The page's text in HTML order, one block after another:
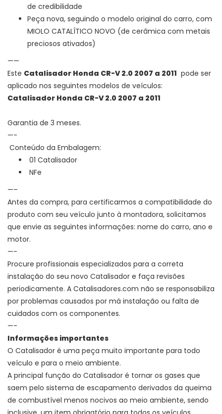
de credibilidade
Peça nova, seguindo o modelo original do carro, com
MIOLO CATALÍTICO NOVO (de cerâmica com metais
preciosos ativados)
——
Este Catalisador Honda CR-V 2.0 2007 a 2011 pode ser
aplicado nos seguintes modelos de veículos:
Catalisador Honda CR-V 2.0 2007 a 2011
Garantia de 3 meses.
—-
Conteúdo da Embalagem:
01 Catalisador
NFe
—–
Antes da compra, para certificarmos a compatibilidade do
produto com seu veículo junto à montadora, solicitamos
que envie as seguintes informações: nome do carro, ano e
motor.
—-
Procure profissionais especializados para a correta
instalação do seu novo Catalisador e faça revisões
periodicamente. A Catalisadores.com não se responsabiliza
por problemas causados por má instalação ou falta de
cuidados com os componentes.
—-
Informações importantes
O Catalisador é uma peça muito importante para todo
veículo e para o meio ambiente.
A principal função do Catalisador é tornar os gases que
saem pelo sistema de escapamento derivados da queima
de combustível menos nocivos ao meio ambiente, sendo